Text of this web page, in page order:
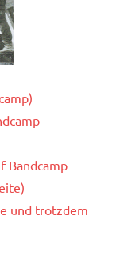
Bandcamp
und trotzdem